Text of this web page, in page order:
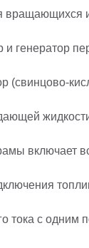
и
и генератор
(свинцово-
включает
тока с одним